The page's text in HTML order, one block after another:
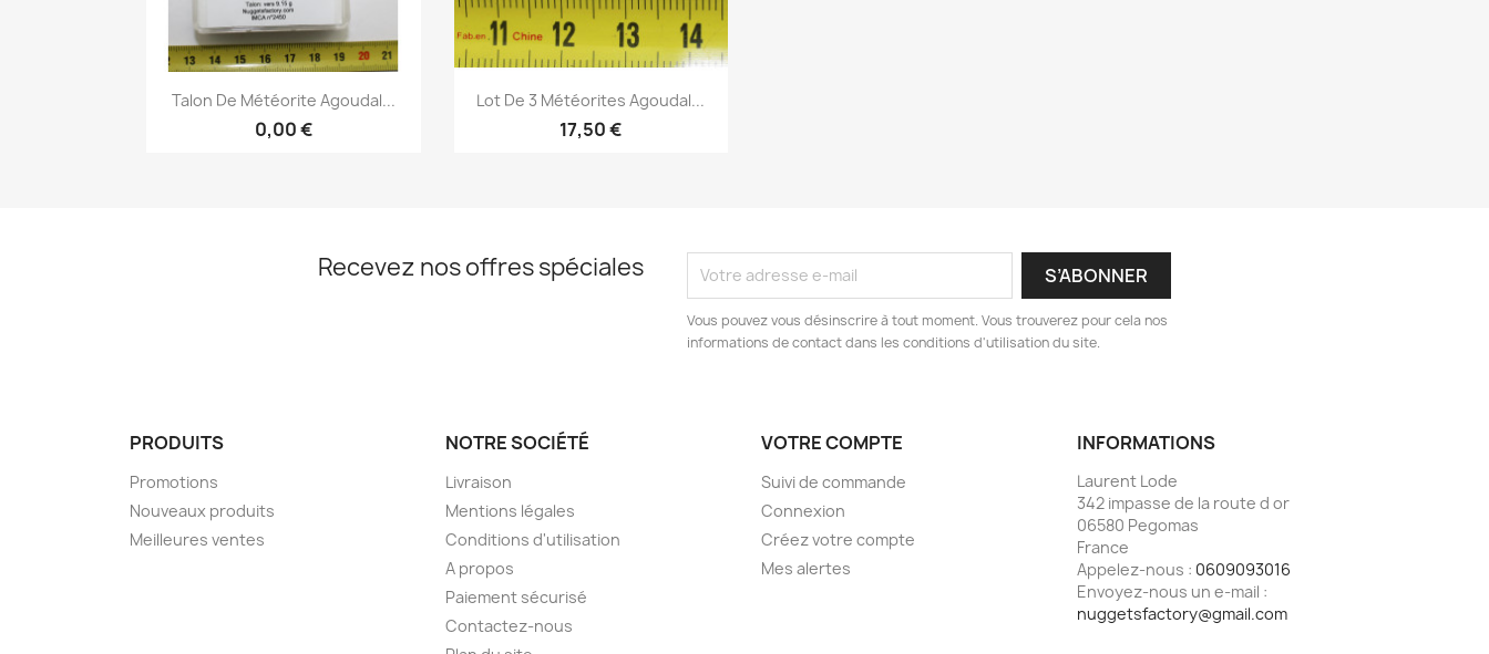
Aperçu rapide
Talon De Météorite Agoudal...
0,00 €
 Aperçu rapide
Lot De 3 Météorites Agoudal...
17,50 €
Recevez nos offres spéciales
Vous pouvez vous désinscrire à tout moment. Vous trouverez pour cela nos
informations de contact dans les conditions d'utilisation du site.
PRODUITS
Promotions
Nouveaux produits
Meilleures ventes
NOTRE SOCIÉTÉ
Livraison
Mentions légales
Conditions d'utilisation
A propos
Paiement sécurisé
Contactez-nous
VOTRE COMPTE
Suivi de commande
Connexion
Créez votre compte
Mes alertes
INFORMATIONS
Laurent Lode
342 impasse de la route d or
06580 Pegomas
France
Appelez-nous : 0609093016
Envoyez-nous un e-mail :
nuggetsfactory@gmail.com